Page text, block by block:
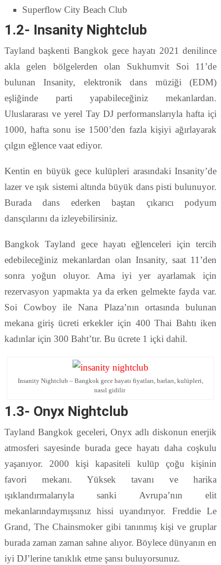
Superflow City Beach Club
1.2- Insanity Nightclub
Tayland başkenti Bangkok gece hayatı 2021 denilince
akla gelen bölgelerden olan Sukhumvit Soi 11’de
bulunan Insanity, elektronik dans müziği (EDM)
eşliğinde parti yapabileceğiniz mekanlardan.
Uluslararası ve yerel Tay DJ performanslarıyla hafta içi
1000, hafta sonu ise 1500’den fazla kişiyi ağırlayarak
çılgın eğlence vaat ediyor.
Kentin en büyük gece kulüpleri arasındaki Insanity’de
lazer ve ışık sistemi altında büyük dans pisti bulunuyor.
Burada dans ederken baştan çıkarıcı podyum
dansçılarını da izleyebilirsiniz.
Bangkok Tayland gece hayatı eğlenceleri için tercih
edebileceğiniz mekanlardan olan Insanity, saat 11’den
sonra yoğun oluyor. Ama iyi yer ayarlamak için
rezervasyon yapmakta ya da erken gelmekte fayda var.
Soi Cowboy ile Nana Plaza’nın ortasında bulunan
mekana giriş ücreti erkekler için 400 Thai Bahtı iken
kadınlar için 300 Baht’tır. Bu ücrete 1 içki dahil.
Insanity Nightclub – Bangkok gece hayatı fiyatları, barları, kulüpleri,
nasıl gidilir
1.3- Onyx Nightclub
Tayland Bangkok geceleri, Onyx adlı diskonun enerjik
atmosferi sayesinde burada gece hayatı daha coşkulu
yaşanıyor. 2000 kişi kapasiteli kulüp çoğu kişinin
favori mekanı. Yüksek tavanı ve harika
ışıklandırmalarıyla sanki Avrupa’nın elit
mekanlarındaymışsınız hissi uyandırıyor. Freddie Le
Grand, The Chainsmoker gibi tanınmış kişi ve gruplar
burada zaman zaman sahne alıyor. Böylece dünyanın en
iyi DJ’lerine tanıklık etme şansı buluyorsunuz.